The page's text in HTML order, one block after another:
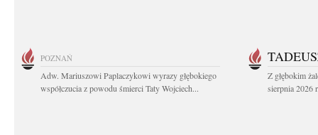
POZNAŃ
Adw. Mariuszowi Paplaczykowi wyrazy głębokiego
współczucia z powodu śmierci Taty Wojciech...
Z głębokim
sierpnia 2026